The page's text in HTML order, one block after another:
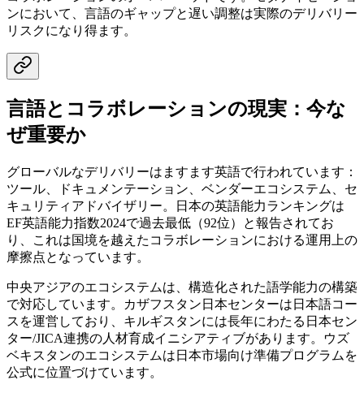
ンにおいて、言語のギャップと遅い調整は実際のデリバリー
リスクになり得ます。
言語とコラボレーションの現実：今な
ぜ重要か
グローバルなデリバリーはますます英語で行われています：
ツール、ドキュメンテーション、ベンダーエコシステム、セ
キュリティアドバイザリー。日本の英語能力ランキングは
EF英語能力指数2024で過去最低（92位）と報告されてお
り、これは国境を越えたコラボレーションにおける運用上の
摩擦点となっています。
中央アジアのエコシステムは、構造化された語学能力の構築
で対応しています。カザフスタン日本センターは日本語コー
スを運営しており、キルギスタンには長年にわたる日本セン
ター/JICA連携の人材育成イニシアティブがあります。ウズ
ベキスタンのエコシステムは日本市場向け準備プログラムを
公式に位置づけています。